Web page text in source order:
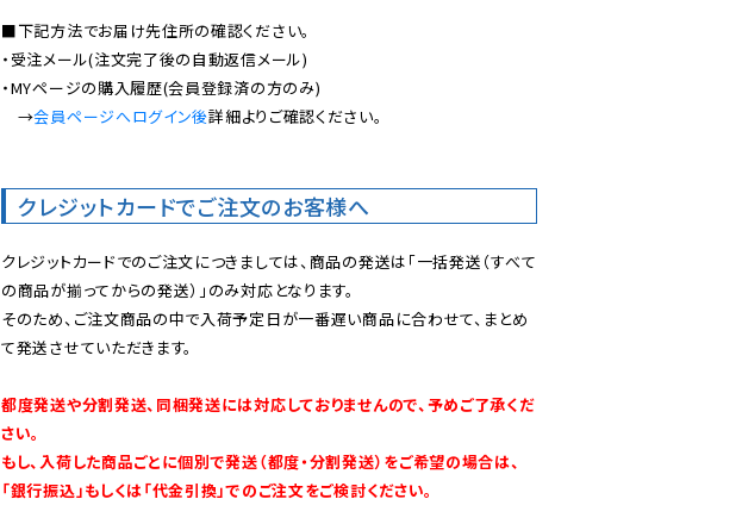
■下記方法でお届け先住所の確認ください。
・受注メール(注文完了後の自動返信メール)
・MYページの購入履歴(会員登録済の方のみ)
→会員ページへログイン後詳細よりご確認ください。
クレジットカードでご注文のお客様へ
クレジットカードでのご注文につきましては、商品の発送は「一括発送（すべて
の商品が揃ってからの発送）」のみ対応となります。
そのため、ご注文商品の中で入荷予定日が一番遅い商品に合わせて、まとめ
て発送させていただきます。
都度発送や分割発送、同梱発送には対応しておりませんので、予めご了承くだ
さい。
もし、入荷した商品ごとに個別で発送（都度・分割発送）をご希望の場合は、
「銀行振込」もしくは「代金引換」でのご注文をご検討ください。